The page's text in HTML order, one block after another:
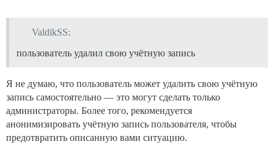
ValdikSS:
пользователь удалил свою учётную запись
Я не думаю, что пользователь может удалить свою учётную
запись самостоятельно — это могут сделать только
администраторы. Более того, рекомендуется
анонимизировать учётную запись пользователя, чтобы
предотвратить описанную вами ситуацию.